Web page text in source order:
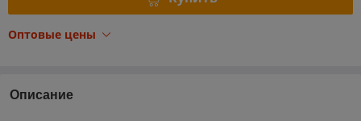
Оптовые цены
Описание